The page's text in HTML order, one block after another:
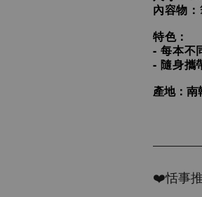
內容物
特色：
- 每本不
- 隨身攜
產地：南
❤️恬事推